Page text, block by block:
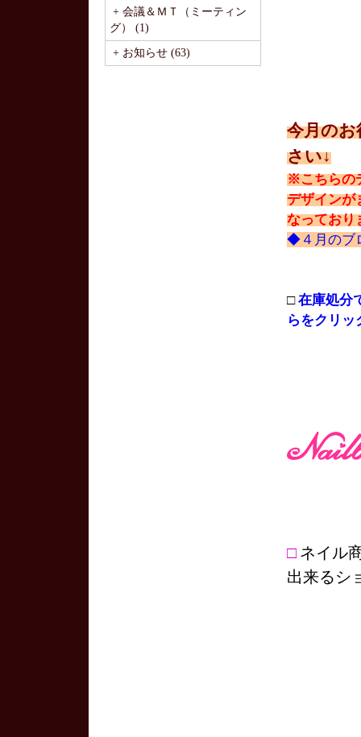
+ 会議＆ＭＴ（ミーティン
グ） (1)
+ お知らせ (63)
今月の
さい↓
※こちらの
デザインが
なっており
◆４月のブ
□ 在庫処分
らをクリッ
□ ネイル
出来るシ